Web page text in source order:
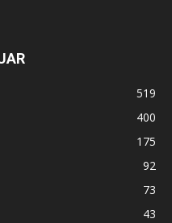
519
400
175
92
73
43